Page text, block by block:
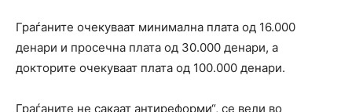
Граѓаните очекуваат минимална плата од 16.000
денари и просечна плата од 30.000 денари, а
докторите очекуваат плата од 100.000 денари.
Граѓаните не сакаат антиреформи“, се вели во